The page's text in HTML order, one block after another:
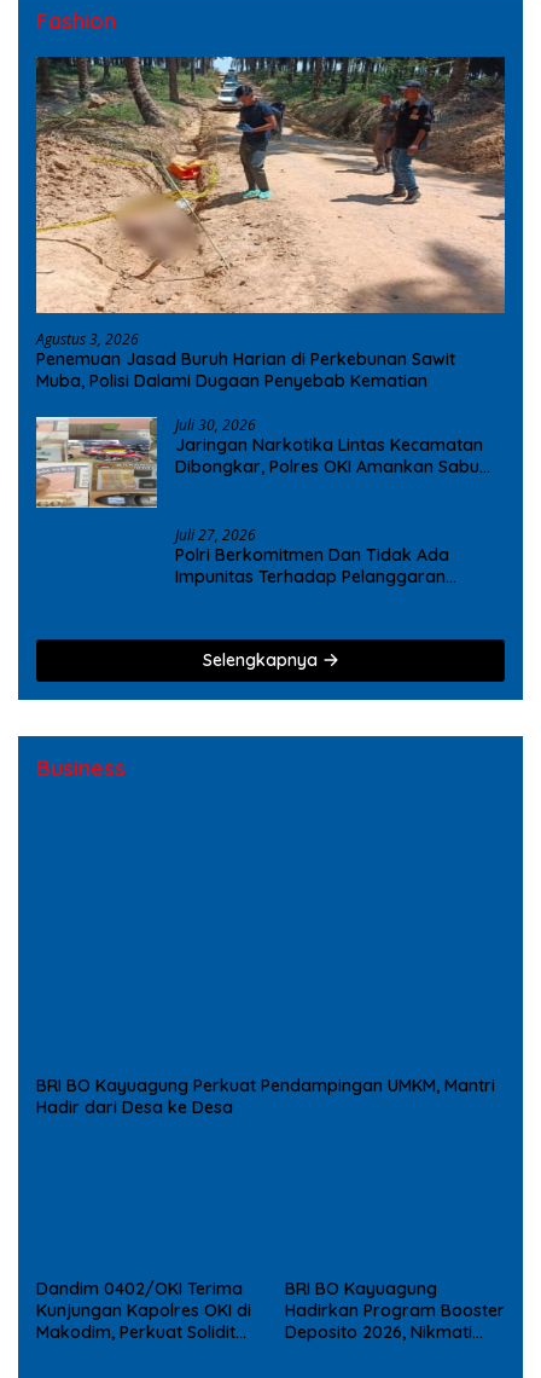
Fashion
Agustus 3, 2026
Penemuan Jasad Buruh Harian di Perkebunan Sawit
Muba, Polisi Dalami Dugaan Penyebab Kematian
Juli 30, 2026
Jaringan Narkotika Lintas Kecamatan
Dibongkar, Polres OKI Amankan Sabu
Juli 27, 2026
Polri Berkomitmen Dan Tidak Ada
Impunitas Terhadap Pelanggaran
Selengkapnya
Business
BRI BO Kayuagung Perkuat Pendampingan UMKM, Mantri
Hadir dari Desa ke Desa
Dandim 0402/OKI Terima
Kunjungan Kapolres OKI di
Makodim, Perkuat Soliditas
BRI BO Kayuagung
Hadirkan Program Booster
Deposito 2026, Nikmati